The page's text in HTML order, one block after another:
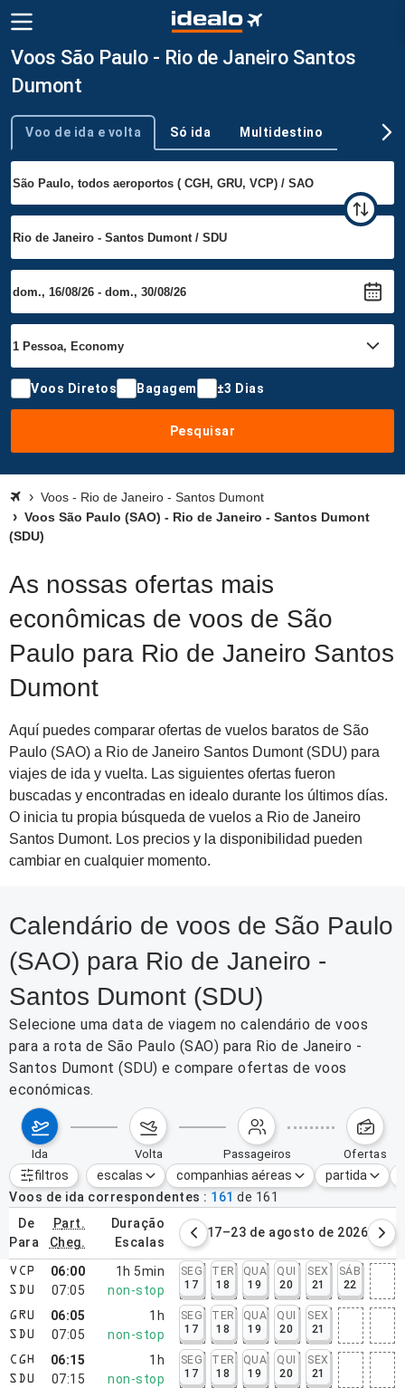
Voos São Paulo - Rio de Janeiro Santos
Dumont
Tipo de viagem
Voo de ida e volta Só ida Multidestino
Voos Diretos Bagagem ±3 Dias
Pesquisar
Voos - Rio de Janeiro - Santos Dumont
Voos São Paulo (SAO) - Rio de Janeiro - Santos Dumont
(SDU)
As nossas ofertas mais
econômicas de voos de São
Paulo para Rio de Janeiro Santos
Dumont
Aquí puedes comparar ofertas de vuelos baratos de São
Paulo (SAO) a Rio de Janeiro Santos Dumont (SDU) para
viajes de ida y vuelta. Las siguientes ofertas fueron
buscadas y encontradas en idealo durante los últimos días.
O inicia tu propia búsqueda de vuelos a Rio de Janeiro
Santos Dumont. Los precios y la disponibilidad pueden
cambiar en cualquier momento.
Calendário de voos de São Paulo
(SAO) para Rio de Janeiro -
Santos Dumont (SDU)
Selecione uma data de viagem no calendário de voos
para a rota de São Paulo (SAO) para Rio de Janeiro -
Santos Dumont (SDU) e compare ofertas de voos
económicas.
ida volta passageiros ofertas
filtros
Filtros ativos nenhum
escalas companhias aéreas partida
Voos de ida correspondentes
161 de 161
de
para
part.
cheg.
duração
escalas
de agosto de 2026 17–23 de agosto de 2026
VCP
SDU
06:00
07:05
1h 5min
non-stop
SEG
17
TER
18
QUA
19
QUI
20
SEX
21
SÁB
22
GRU
SDU
06:05
07:05
1h
non-stop
SEG
17
TER
18
QUA
19
QUI
20
SEX
21
CGH
SDU
06:15
07:15
1h
non-stop
SEG
17
TER
18
QUA
19
QUI
20
SEX
21